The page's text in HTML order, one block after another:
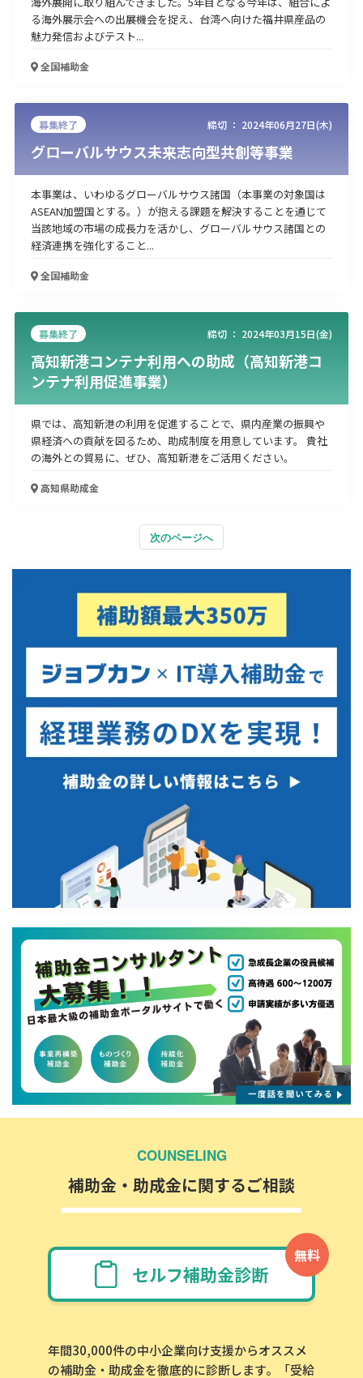
る海外展示会への出展機会を捉え、台湾へ向けた福井県産品の
魅力発信およびテスト...
全国補助金
募集終了 締切 ： 2024年06月27日(木)
グローバルサウス未来志向型共創等事業
本事業は、いわゆるグローバルサウス諸国（本事業の対象国は
ASEAN加盟国とする。）が抱える課題を解決することを通じて
当該地域の市場の成長力を活かし、グローバルサウス諸国との
経済連携を強化すること...
全国補助金
募集終了 締切 ： 2024年03月15日(金)
高知新港コンテナ利用への助成（高知新港コ
ンテナ利用促進事業）
県では、高知新港の利用を促進することで、県内産業の振興や
県経済への貢献を図るため、助成制度を用意しています。 貴社
の海外との貿易に、ぜひ、高知新港をご活用ください。
高知県助成金
次のページへ
COUNSELING
補助金・助成金に関するご相談
無料
セルフ補助金診断
年間30,000件の中小企業向け支援からオススメ
の補助金・助成金を徹底的に診断します。「受給